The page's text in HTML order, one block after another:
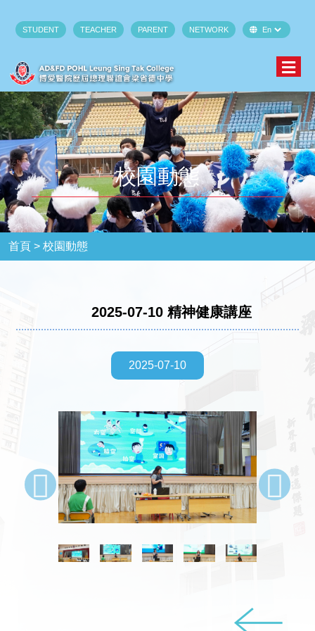
STUDENT TEACHER PARENT NETWORK
校園動態
首頁 >校園動態
2025-07-10 精神健康講座
2025-07-10